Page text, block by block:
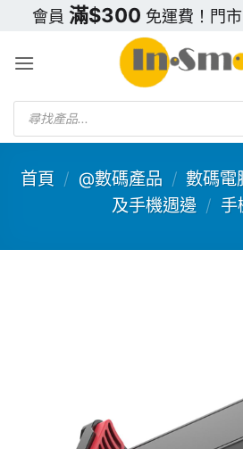
content
會員 滿$300 免運費！門
Products
search
首頁 / @數碼產品 / 數碼電
及手機週邊 / 手